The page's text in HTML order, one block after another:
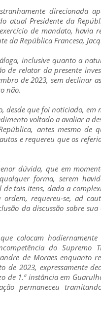
direcionada
atual Presidente da
de mandato, havia
da República Francesa,
inclusive quanto a
de relator da presente
de 2023, sem declinar
não.
que foi noticiado, em
voltado a avaliar a
antes mesmo de
e requereu que os
dúvida, que em
forma, serem
de tais itens, dada a
requereu-se, ad
da discussão sobre
colocam hodiernamente
do Supremo
de Moraes enquanto
de 2023, expressamente
1.ª instância em
permaneceu